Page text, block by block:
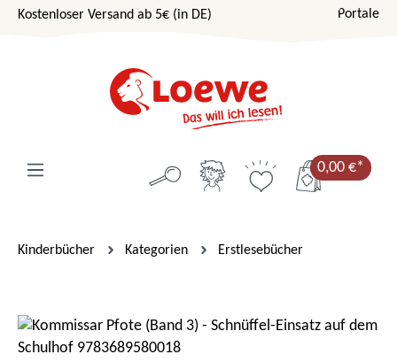
Zum Hauptinhalt springen
Kostenloser Versand ab 5€ (in DE) Portale
0,00 €*
Kinderbücher Kategorien Erstlesebücher
Bildergalerie überspringen